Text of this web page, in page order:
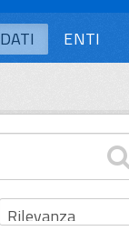
DATI ENTI